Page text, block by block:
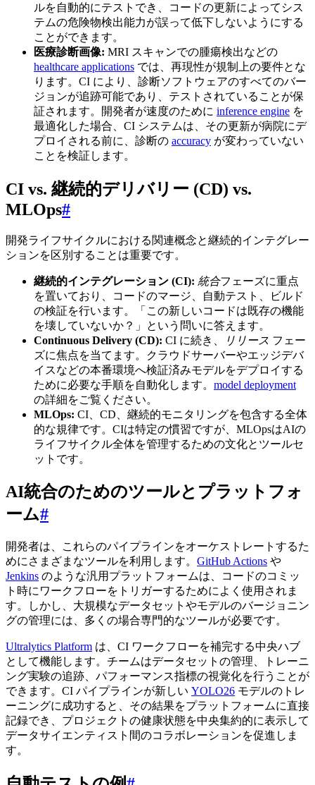
ルを自動的にテストでき、コードの更新によってシス
テムの危険物検出能力が誤って低下しないようにする
ことができます。
医療診断画像: MRI スキャンでの腫瘍検出などの
healthcare applications では、再現性が規制上の要件とな
ります。CI により、診断ソフトウェアのすべてのバー
ジョンが追跡可能であり、テストされていることが保
証されます。開発者が速度のために inference engine を
最適化した場合、CI システムは、その更新が病院にデ
プロイされる前に、診断の accuracy が変わっていない
ことを検証します。
CI vs. 継続的デリバリー (CD) vs.
MLOps#
開発ライフサイクルにおける関連概念と継続的インテグレー
ションを区別することは重要です。
継続的インテグレーション (CI): 統合フェーズに重点
を置いており、コードのマージ、自動テスト、ビルド
の検証を行います。「この新しいコードは既存の機能
を壊していないか？」という問いに答えます。
Continuous Delivery (CD): CI に続き、 リリース フェー
ズに焦点を当てます。クラウドサーバーやエッジデバ
イスなどの本番環境へ検証済みモデルをデプロイする
ために必要な手順を自動化します。 model deployment
の詳細をご覧ください。
MLOps: CI、CD、継続的モニタリングを包含する全体
的な規律です。CIは特定の慣習ですが、MLOpsはAIの
ライフサイクル全体を管理するための文化とツールセ
ットです。
AI統合のためのツールとプラットフォ
ーム#
開発者は、これらのパイプラインをオーケストレートするた
めにさまざまなツールを利用します。 GitHub Actions や
Jenkins のような汎用プラットフォームは、コードのコミッ
ト時にワークフローをトリガーするためによく使用されま
す。しかし、大規模なデータセットやモデルのバージョニン
グの管理には、多くの場合専門的なツールが必要です。
Ultralytics Platform は、CI ワークフローを補完する中央ハブ
として機能します。チームはデータセットの管理、トレーニ
ング実験の追跡、パフォーマンス指標の視覚化を行うことが
できます。CI パイプラインが新しい YOLO26 モデルのトレ
ーニングに成功すると、その結果をプラットフォームに直接
記録でき、プロジェクトの健康状態を中央集約的に表示して
データサイエンティスト間のコラボレーションを促進しま
す。